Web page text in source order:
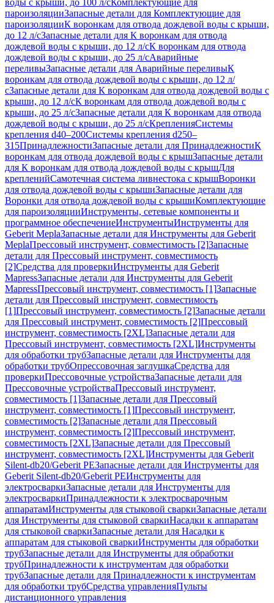
воды с крыши, до 100 л/сКомплектующие для
пароизоляцииЗапасные детали для Комплектующие для
пароизоляцииК воронкам для отвода дождевой воды с крыши,
до 12 л/сЗапасные детали для К воронкам для отвода
дождевой воды с крыши, до 12 л/сК воронкам для отвода
дождевой воды с крыши, до 25 л/сАварийные
переливыЗапасные детали для Аварийные переливыК
воронкам для отвода дождевой воды с крыши, до 12 л/
сЗапасные детали для К воронкам для отвода дождевой воды с
крыши, до 12 л/сК воронкам для отвода дождевой воды с
крыши, до 25 л/сЗапасные детали для К воронкам для отвода
дождевой воды с крыши, до 25 л/сКрепленияСистемы
крепления d40–200Системы крепления d250–
315ПринадлежностиЗапасные детали для ПринадлежностиК
воронкам для отвода дождевой воды с крышЗапасные детали
для К воронкам для отвода дождевой воды с крышДля
крепленийСамотечная система ливнестока с крышВоронки
для отвода дождевой воды с крышиЗапасные детали для
Воронки для отвода дождевой воды с крышиКомплектующие
для пароизоляцииИнструменты, сетевые компоненты и
программное обеспечениеИнструментыИнструменты для
Geberit MeplaЗапасные детали для Инструменты для Geberit
MeplaПрессовый инструмент, совместимость [2]Запасные
детали для Прессовый инструмент, совместимость
[2]Средства для проверкиИнструменты для Geberit
MapressЗапасные детали для Инструменты для Geberit
MapressПрессовый инструмент, совместимость [1]Запасные
детали для Прессовый инструмент, совместимость
[1]Прессовый инструмент, совместимость [2]Запасные детали
для Прессовый инструмент, совместимость [2]Прессовый
инструмент, совместимость [2XL]Запасные детали для
Прессовый инструмент, совместимость [2XL]Инструменты
для обработки трубЗапасные детали для Инструменты для
обработки трубОпрессовочная заглушкаСредства для
проверкиПрессовочные устройстваЗапасные детали для
Прессовочные устройстваПрессовый инструмент,
совместимость [1]Запасные детали для Прессовый
инструмент, совместимость [1]Прессовый инструмент,
совместимость [2]Запасные детали для Прессовый
инструмент, совместимость [2]Прессовый инструмент,
совместимость [2XL]Запасные детали для Прессовый
инструмент, совместимость [2XL]Инструменты для Geberit
Silent-db20/Geberit PEЗапасные детали для Инструменты для
Geberit Silent-db20/Geberit PEИнструменты для
электросваркиЗапасные детали для Инструменты для
электросваркиПринадлежности к электросварочным
аппаратамИнструменты для стыковой сваркиЗапасные детали
для Инструменты для стыковой сваркиНасадки к аппаратам
для стыковой сваркиЗапасные детали для Насадки к
аппаратам для стыковой сваркиИнструменты для обработки
трубЗапасные детали для Инструменты для обработки
трубПринадлежности к инструментам для обработки
трубЗапасные детали для Принадлежности к инструментам
для обработки трубСредства управленияПульты
дистанционного управления